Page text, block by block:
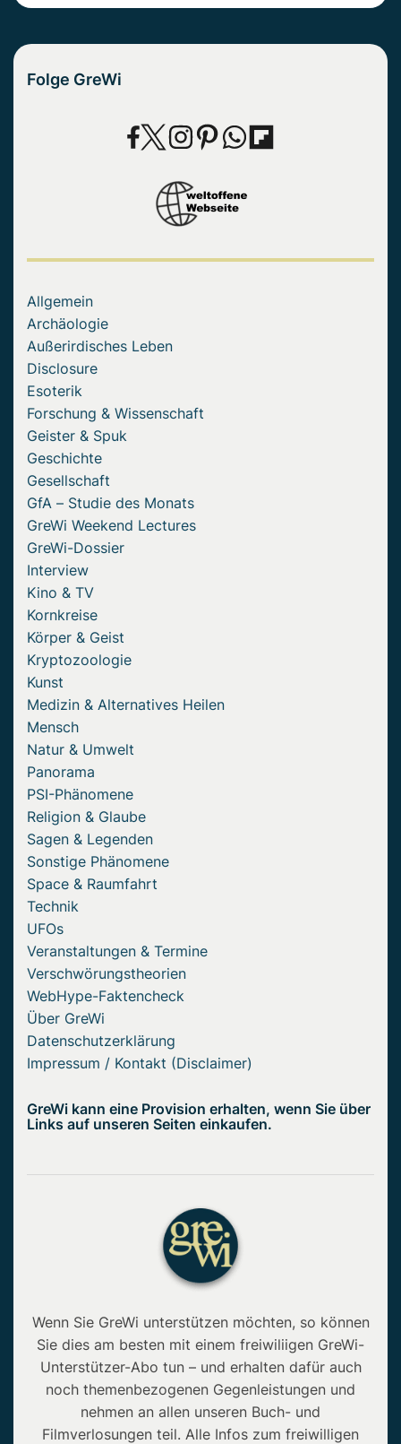
Folge GreWi
Allgemein
Archäologie
Außerirdisches Leben
Disclosure
Esoterik
Forschung & Wissenschaft
Geister & Spuk
Geschichte
Gesellschaft
GfA – Studie des Monats
GreWi Weekend Lectures
GreWi-Dossier
Interview
Kino & TV
Kornkreise
Körper & Geist
Kryptozoologie
Kunst
Medizin & Alternatives Heilen
Mensch
Natur & Umwelt
Panorama
PSI-Phänomene
Religion & Glaube
Sagen & Legenden
Sonstige Phänomene
Space & Raumfahrt
Technik
UFOs
Veranstaltungen & Termine
Verschwörungstheorien
WebHype-Faktencheck
Über GreWi
Datenschutzerklärung
Impressum / Kontakt (Disclaimer)
GreWi kann eine Provision erhalten, wenn Sie über
Links auf unseren Seiten einkaufen.
Wenn Sie GreWi unterstützen möchten, so können
Sie dies am besten mit einem freiwiliigen GreWi-
Unterstützer-Abo tun – und erhalten dafür auch
noch themenbezogenen Gegenleistungen und
nehmen an allen unseren Buch- und
Filmverlosungen teil. Alle Infos zum freiwilligen